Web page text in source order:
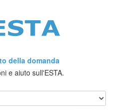
della domanda
e aiuto sull'ESTA.